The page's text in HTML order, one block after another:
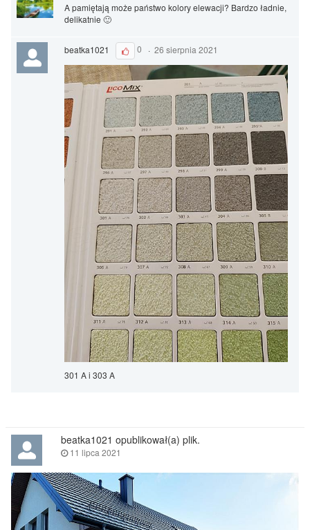
A pamiętają może państwo kolory elewacji? Bardzo ładnie,
delikatnie 🙂
beatka1021 0 ·26 sierpnia 2021
301 A i 303 A
beatka1021 opublikował(a) plik.
11 lipca 2021